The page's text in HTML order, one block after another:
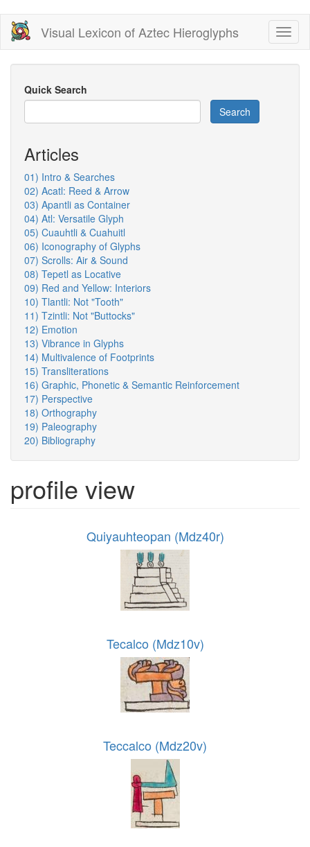
Skip
main
content
Visual Lexicon of Aztec Hieroglyphs
Quick Search
Search
Articles
01) Intro & Searches
02) Acatl: Reed & Arrow
03) Apantli as Container
04) Atl: Versatile Glyph
05) Cuauhtli & Cuahuitl
06) Iconography of Glyphs
07) Scrolls: Air & Sound
08) Tepetl as Locative
09) Red and Yellow: Interiors
10) Tlantli: Not "Tooth"
11) Tzintli: Not "Buttocks"
12) Emotion
13) Vibrance in Glyphs
14) Multivalence of Footprints
15) Transliterations
16) Graphic, Phonetic & Semantic Reinforcement
17) Perspective
18) Orthography
19) Paleography
20) Bibliography
profile view
Quiyauhteopan (Mdz40r)
Tecalco (Mdz10v)
Teccalco (Mdz20v)